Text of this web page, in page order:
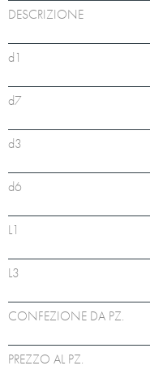
DESCRIZIONE
d1
d7
d3
d6
L1
L3
CONFEZIONE DA PZ.
PREZZO AL PZ.